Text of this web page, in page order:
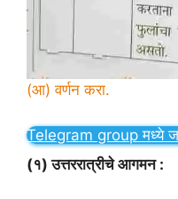
(आ) वर्णन करा.
Telegram group मध्ये
(१) उत्तररात्रीचे आगमन :